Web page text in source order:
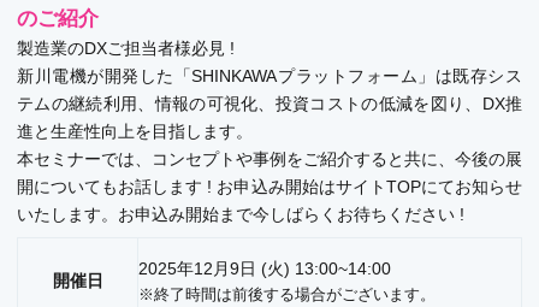
のご紹介
製造業のDXご担当者様必見 !
新川電機が開発した「SHINKAWAプラットフォーム」は既存シス
テムの継続利用、情報の可視化、投資コストの低減を図り、DX推
進と生産性向上を目指します。
本セミナーでは、コンセプトや事例をご紹介すると共に、今後の展
開についてもお話します ! お申込み開始はサイトTOPにてお知らせ
いたします。お申込み開始まで今しばらくお待ちください !
開催日
2025年12月9日 (火) 13:00~14:00
※終了時間は前後する場合がございます。